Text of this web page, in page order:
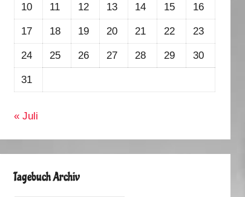
10 11 12 13 14 15 16
17 18 19 20 21 22 23
24 25 26 27 28 29 30
31
« Juli
Tagebuch Archiv